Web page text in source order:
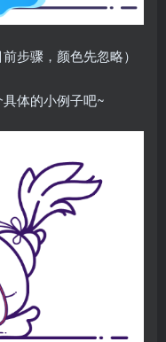
步骤，颜色先忽略）
体的小例子吧~